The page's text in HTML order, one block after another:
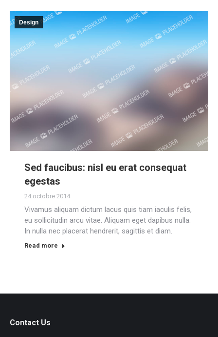
Design
Sed faucibus: nisl eu erat consequat
egestas
24 octobre 2014
Vivamus aliquam dictum lacus quis tiam iaculis felis,
eu sollicitudin arcu vitae. Aliquam eget dapibus nulla.
In nulla nec placerat hendrerit, sagittis et diam.
Read more
Contact Us